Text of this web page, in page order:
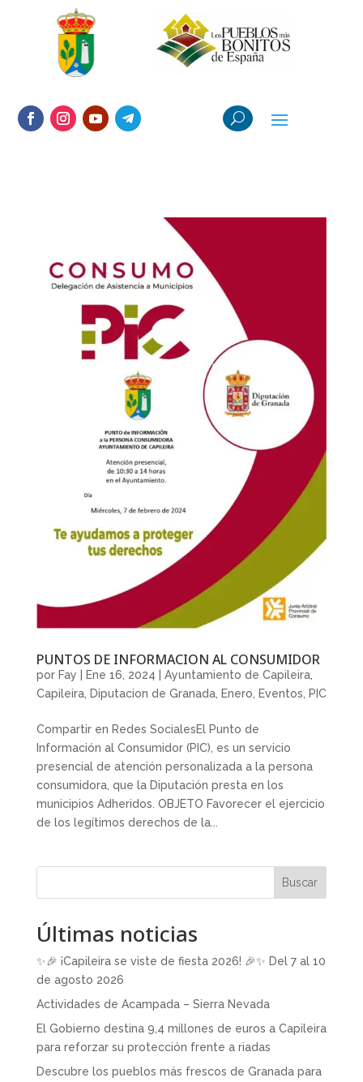
PUNTOS DE INFORMACION AL CONSUMIDOR
por Fay Ene 16, 2024 Ayuntamiento de Capileira,
Capileira, Diputacion de Granada, Enero Eventos PIC
Compartir en Redes SocialesEl Punto de
Información al Consumidor (PIC), es un servicio
presencial de atención personalizada a la persona
consumidora, que la Diputación presta en los
municipios Adheridos. OBJETO Favorecer el ejercicio
de los legítimos derechos de la...
Buscar
Últimas noticias
✨🎉 ¡Capileira se viste de fiesta 2026! 🎉✨ Del 7 al 10
de agosto 2026
Actividades de Acampada – Sierra Nevada
El Gobierno destina 9,4 millones de euros a Capileira
para reforzar su protección frente a riadas
Descubre los pueblos más frescos de Granada para